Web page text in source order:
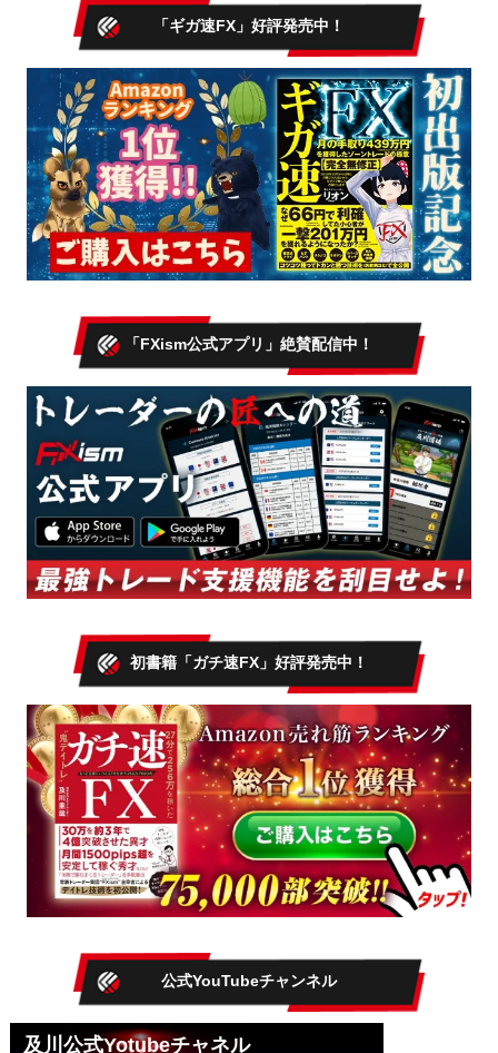
「ギガ速FX」好評発売中！
「FXism公式アプリ」絶賛配信中！
初書籍「ガチ速FX」好評発売中！
公式YouTubeチャンネル
及川公式Yotubeチャネル